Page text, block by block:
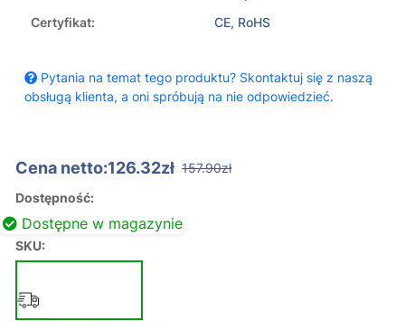
Certyfikat:
CE, RoHS
Pytania na temat tego produktu? Skontaktuj się z naszą
obsługą klienta, a oni spróbują na nie odpowiedzieć.
Cena netto:126.32zł 157.90zł
Dostępność:
Dostępne w magazynie
SKU: